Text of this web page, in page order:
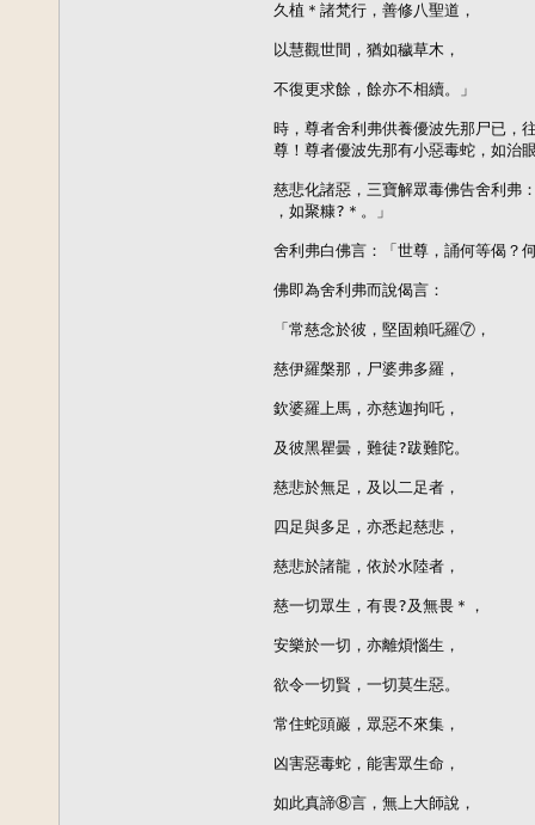
久植＊諸梵行，善修八聖道，
以慧觀世間，猶如穢草木，
不復更求餘，餘亦不相續。」
時，尊者舍利弗供養優波先那尸已，
尊！尊者優波先那有小惡毒蛇，如治
慈悲化諸惡，三寶解眾毒佛告舍利弗
，如聚糠?＊。」
舍利弗白佛言：「世尊，誦何等偈？
佛即為舍利弗而說偈言：
「常慈念於彼，堅固賴吒羅⑦，
慈伊羅槃那，尸婆弗多羅，
欽婆羅上馬，亦慈迦拘吒，
及彼黑瞿曇，難徒?跋難陀。
慈悲於無足，及以二足者，
四足與多足，亦悉起慈悲，
慈悲於諸龍，依於水陸者，
慈一切眾生，有畏?及無畏＊，
安樂於一切，亦離煩惱生，
欲令一切賢，一切莫生惡。
常住蛇頭巖，眾惡不來集，
凶害惡毒蛇，能害眾生命，
如此真諦⑧言，無上大師說，